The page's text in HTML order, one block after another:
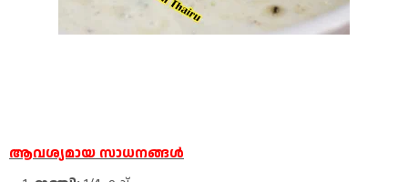
ആവശ്യമായ സാധനങ്ങൾ